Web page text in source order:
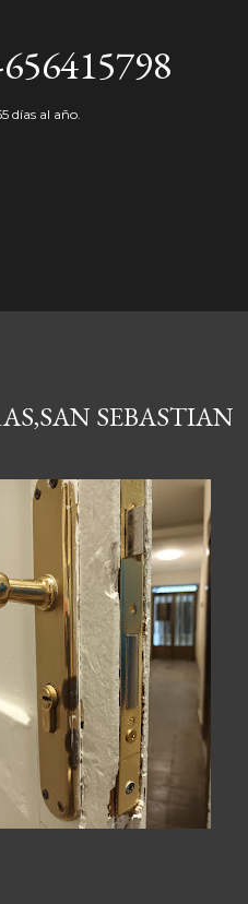
días al año.
SEBASTIAN